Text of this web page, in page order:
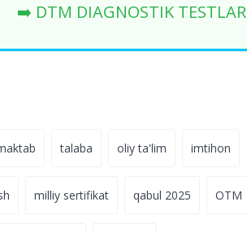
➡️ DTM DIAGNOSTIK TESTLAR
talaba oliy ta'lim imtihon
milliy sertifikat qabul 2025 OTM